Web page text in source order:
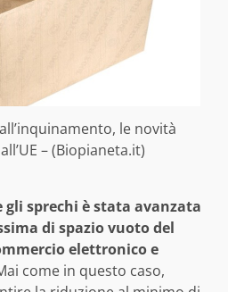
le novità
– (Biopianeta.it)
sprechi è stata avanzata
di spazio vuoto del
elettronico e
come in questo caso,